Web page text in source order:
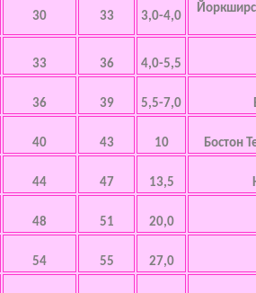
30 33 3,0-4,0
33 36 4,0-5,5
36 39 5,5-7,0
40 43 10 Бостон
44 47 13,5
48 51 20,0
54 55 27,0